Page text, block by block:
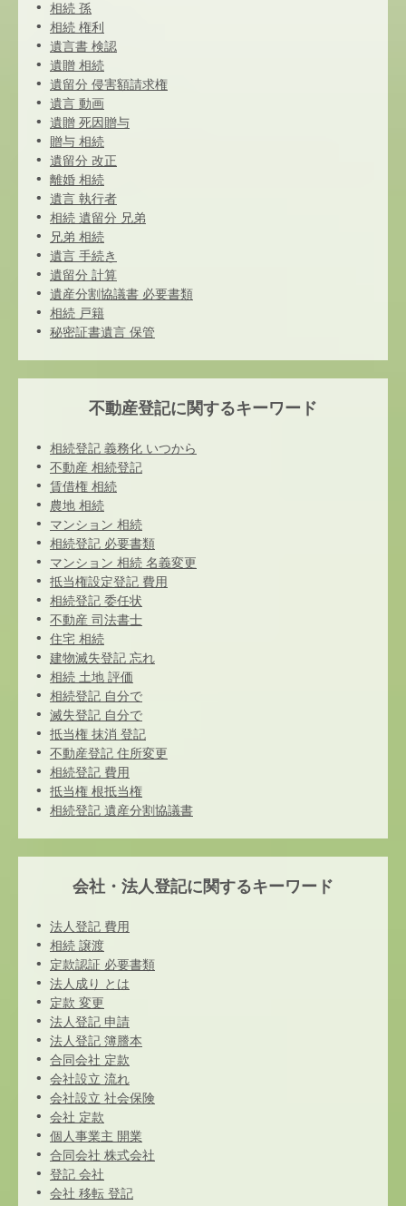
相続 孫
相続 権利
遺言書 検認
遺贈 相続
遺留分 侵害額請求権
遺言 動画
遺贈 死因贈与
贈与 相続
遺留分 改正
離婚 相続
遺言 執行者
相続 遺留分 兄弟
兄弟 相続
遺言 手続き
遺留分 計算
遺産分割協議書 必要書類
相続 戸籍
秘密証書遺言 保管
不動産登記に関するキーワード
相続登記 義務化 いつから
不動産 相続登記
賃借権 相続
農地 相続
マンション 相続
相続登記 必要書類
マンション 相続 名義変更
抵当権設定登記 費用
相続登記 委任状
不動産 司法書士
住宅 相続
建物滅失登記 忘れ
相続 土地 評価
相続登記 自分で
滅失登記 自分で
抵当権 抹消 登記
不動産登記 住所変更
相続登記 費用
抵当権 根抵当権
相続登記 遺産分割協議書
会社・法人登記に関するキーワード
法人登記 費用
相続 譲渡
定款認証 必要書類
法人成り とは
定款 変更
法人登記 申請
法人登記 簿謄本
合同会社 定款
会社設立 流れ
会社設立 社会保険
会社 定款
個人事業主 開業
合同会社 株式会社
登記 会社
会社 移転 登記